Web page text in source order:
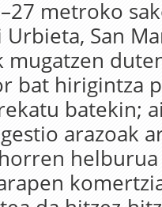
metroko
San
mugatzen
bat hirigintza
batekin;
arazoak